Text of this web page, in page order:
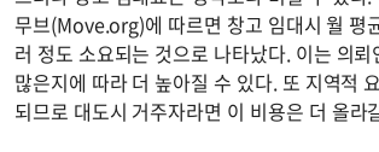
무브(Move.org)에 따르면 창고 임대시 월 평
러 정도 소요되는 것으로 나타났다. 이는 의
많은지에 따라 더 높아질 수 있다. 또 지역적
되므로 대도시 거주자라면 이 비용은 더 올라